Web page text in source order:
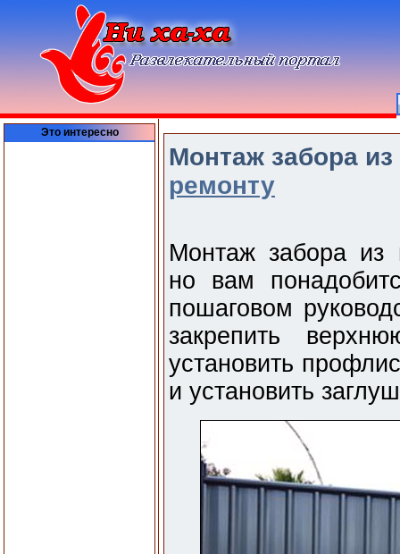
Это интересно
Монтаж забора
ремонту
Монтаж забора из
но вам
пошаговом
закрепить
установить
и установить